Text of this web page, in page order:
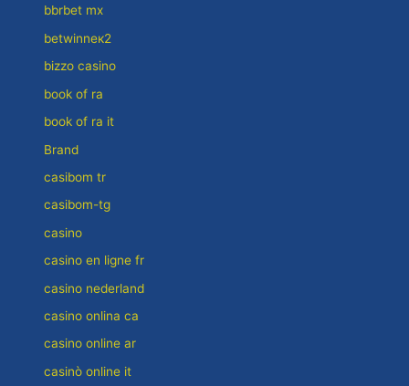
bbrbet mx
betwinneк2
bizzo casino
book of ra
book of ra it
Brand
casibom tr
casibom-tg
casino
casino en ligne fr
casino nederland
casino onlina ca
casino online ar
casinò online it